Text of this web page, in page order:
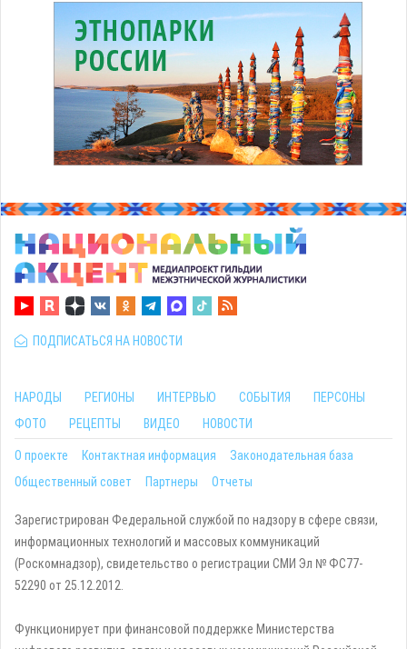
ПОДПИСАТЬСЯ НА НОВОСТИ
НАРОДЫ РЕГИОНЫ ИНТЕРВЬЮ СОБЫТИЯ
ПЕРСОНЫ
ФОТО
РЕЦЕПТЫ ВИДЕО НОВОСТИ
О проекте Контактная информация
Законодательная база
Общественный совет
Партнеры Отчеты
Зарегистрирован Федеральной службой по надзору в сфере связи,
информационных технологий и массовых коммуникаций
(Роскомнадзор), свидетельство о регистрации СМИ Эл № ФС77-
52290 от 25.12.2012.
Функционирует при финансовой поддержке Министерства